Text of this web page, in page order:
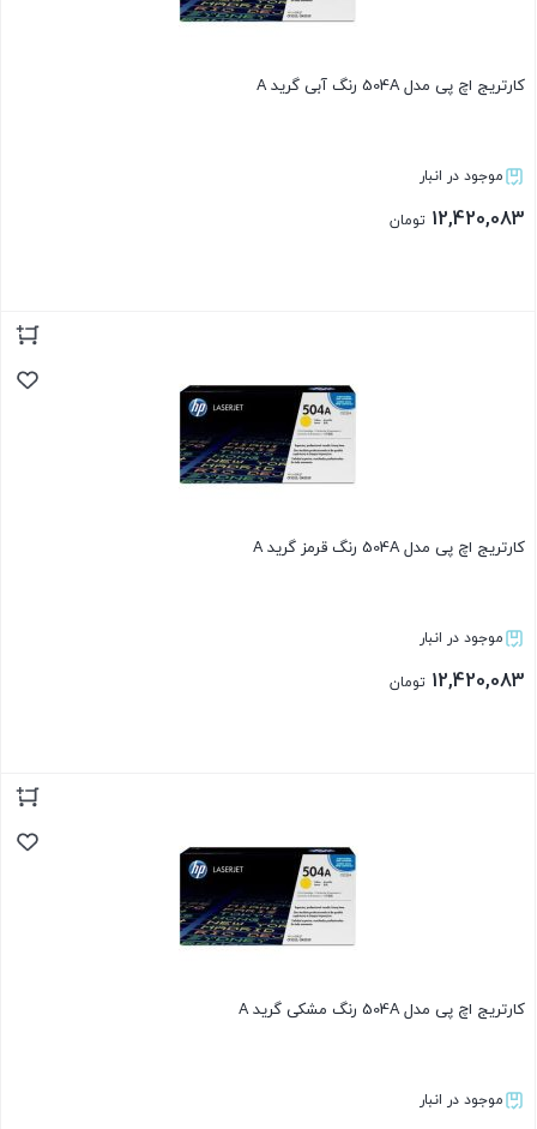
کارتریج اچ پی مدل 504A رنگ آبی گرید A
موجود در انبار
12,420,083 تومان
کارتریج اچ پی مدل 504A رنگ قرمز گرید A
موجود در انبار
12,420,083 تومان
کارتریج اچ پی مدل 504A رنگ مشکی گرید A
موجود در انبار